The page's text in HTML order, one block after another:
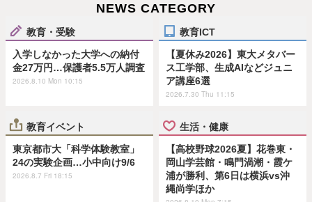
NEWS CATEGORY
教育・受験
入学しなかった大学への納付
金27万円…保護者5.5万人調査
2026.8.10 Mon 10:15
教育ICT
【夏休み2026】東大メタバー
ス工学部、生成AIなどジュニ
ア講座6選
2026.7.30 Thu 11:15
教育イベント
東京都市大「科学体験教室」
24の実験企画…小中向け9/6
2026.8.7 Fri 18:15
生活・健康
【高校野球2026夏】花巻東・
岡山学芸館・鳴門渦潮・霞ケ
浦が勝利、第6日は横浜vs沖
縄尚学ほか